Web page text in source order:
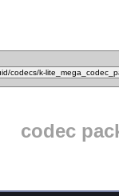
codec